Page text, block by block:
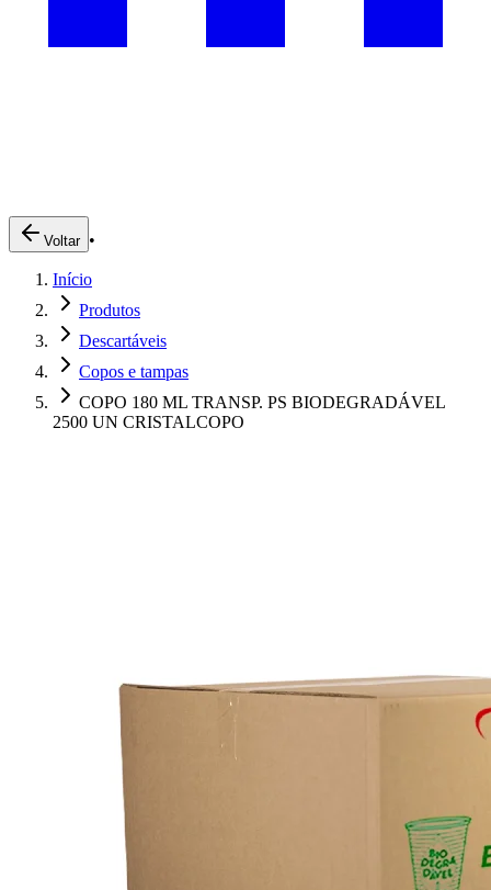
Pedidos Online
Trabalhe Conosco
Voltar •
Início
Produtos
Descartáveis
Copos e tampas
COPO 180 ML TRANSP. PS BIODEGRADÁVEL
2500 UN CRISTALCOPO